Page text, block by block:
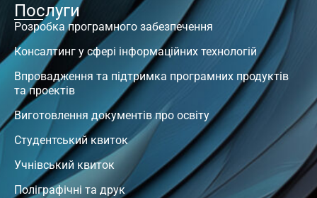
Послуги
Розробка програмного забезпечення
Консалтинг у сфері інформаційних технологій
Впровадження та підтримка програмних продуктів
та проектів
Виготовлення документів про освіту
Студентський квиток
Учнівський квиток
Поліграфічні та друк